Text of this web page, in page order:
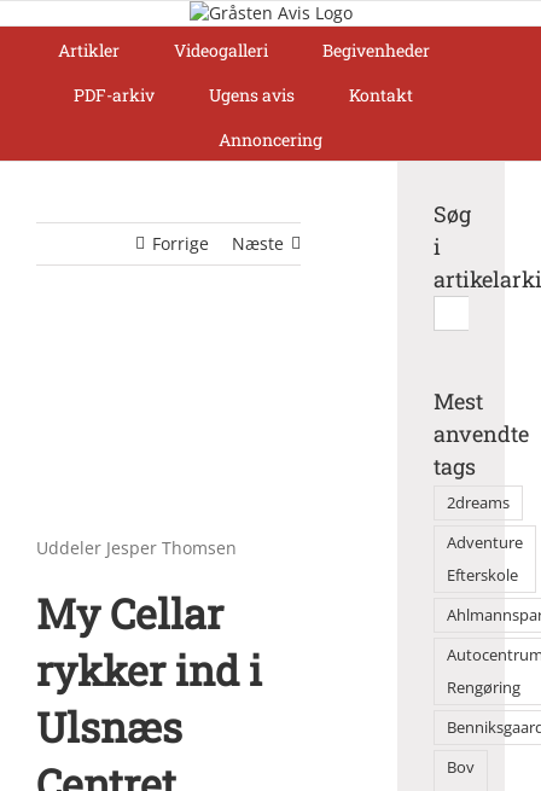
to
contentArtikler Videogalleri
Begivenheder
PDF-arkiv
Ugens avis
Kontakt
Annoncering
Forrige Næste
Uddeler Jesper Thomsen
My Cellar
rykker ind i
Ulsnæs
Søg
i
efter:
Mest
anvendte
tags
2dreams
Adventure
Efterskole
Rengøring
Bov